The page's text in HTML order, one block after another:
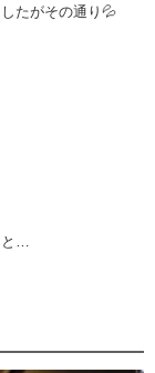
たがその通り💦
…